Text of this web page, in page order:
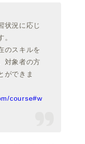
状況に応じ
のスキルを
対象者の方
ができま
course#w